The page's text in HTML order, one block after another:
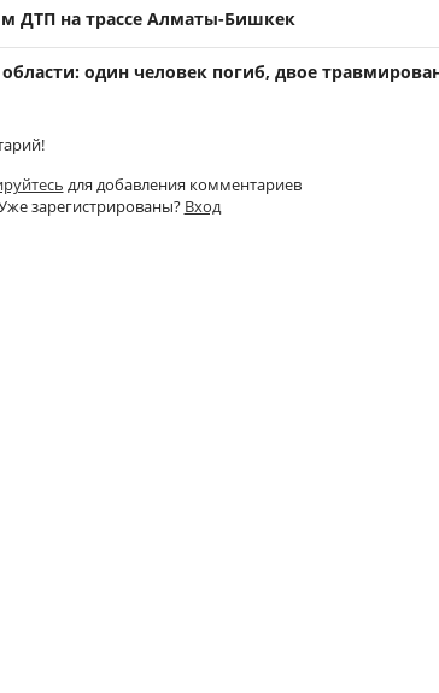
ДТП на трассе Алматы-Бишкек
один человек погиб, двое
для добавления комментариев
зарегистрированы? Вход